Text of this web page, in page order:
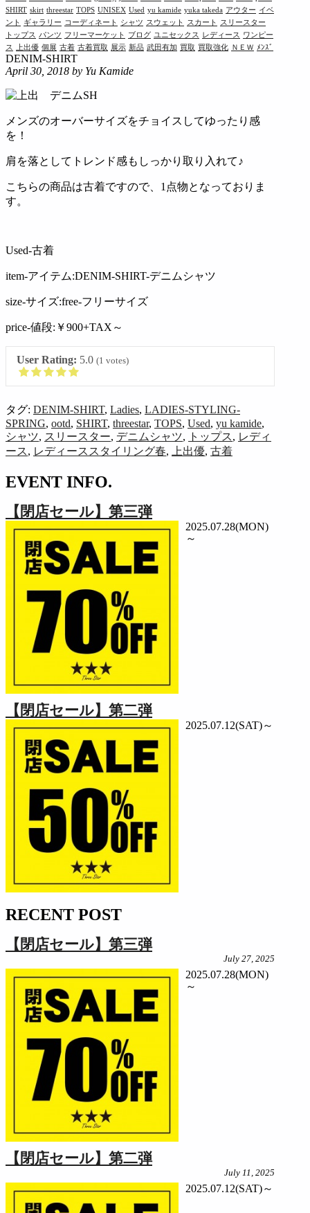
SHIRT skirt threestar TOPS UNISEX Used yu kamide yuka takeda アウター イベ
ント
ギャラリー コーディネート シャツ スウェット スカート
スリースター
トップス
パンツ フリーマーケット ブログ ユニセックス レディース
ワンピー
ス
上出優 個展 古着 古着買取 展示 新品 武田有加 買取 買取強化 ＮＥＷ ﾒﾝｽﾞ
DENIM-SHIRT
April 30, 2018 by Yu Kamide
メンズのオーバーサイズをチョイスしてゆったり感
を！
肩を落としてトレンド感もしっかり取り入れて♪
こちらの商品は古着ですので、1点物となっておりま
す。
Used-古着
item-アイテム:DENIM-SHIRT-デニムシャツ
size-サイズ:free-フリーサイズ
price-値段:￥900+TAX～
User Rating: 5.0 (1 votes)
タグ: DENIM-SHIRT, Ladies, LADIES-STYLING-
SPRING, ootd, SHIRT, threestar, TOPS, Used, yu kamide,
シャツ, スリースター, デニムシャツ, トップス, レディ
ース, レディーススタイリング春, 上出優, 古着
EVENT INFO.
【閉店セール】第三弾
2025.07.28(MON)
～
【閉店セール】第二弾
2025.07.12(SAT)～
RECENT POST
【閉店セール】第三弾
July 27, 2025
2025.07.28(MON)
～
【閉店セール】第二弾
July 11, 2025
2025.07.12(SAT)～